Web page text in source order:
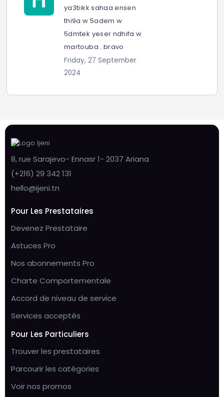
ya3tiikk sahaa ensen
thi9a w 5adem w
5dmtek yeser ndhifa w
martouba ..bravo
Friday, 27 September
2024
8, rue Sarajevo- Ennasr 1- 2037 Ariana
(+216) 29 342 131
hello@ijeni.tn
Pour Les Prestataires
Devenez Prestataire
Astuces Pro
Nos abonnements Pro
Charte Comportementale
Accord de niveau de service
Services acceptés
Pour Les Particuliers
Trouver les prestataires
Parcourir les catégories
Voir nos promos